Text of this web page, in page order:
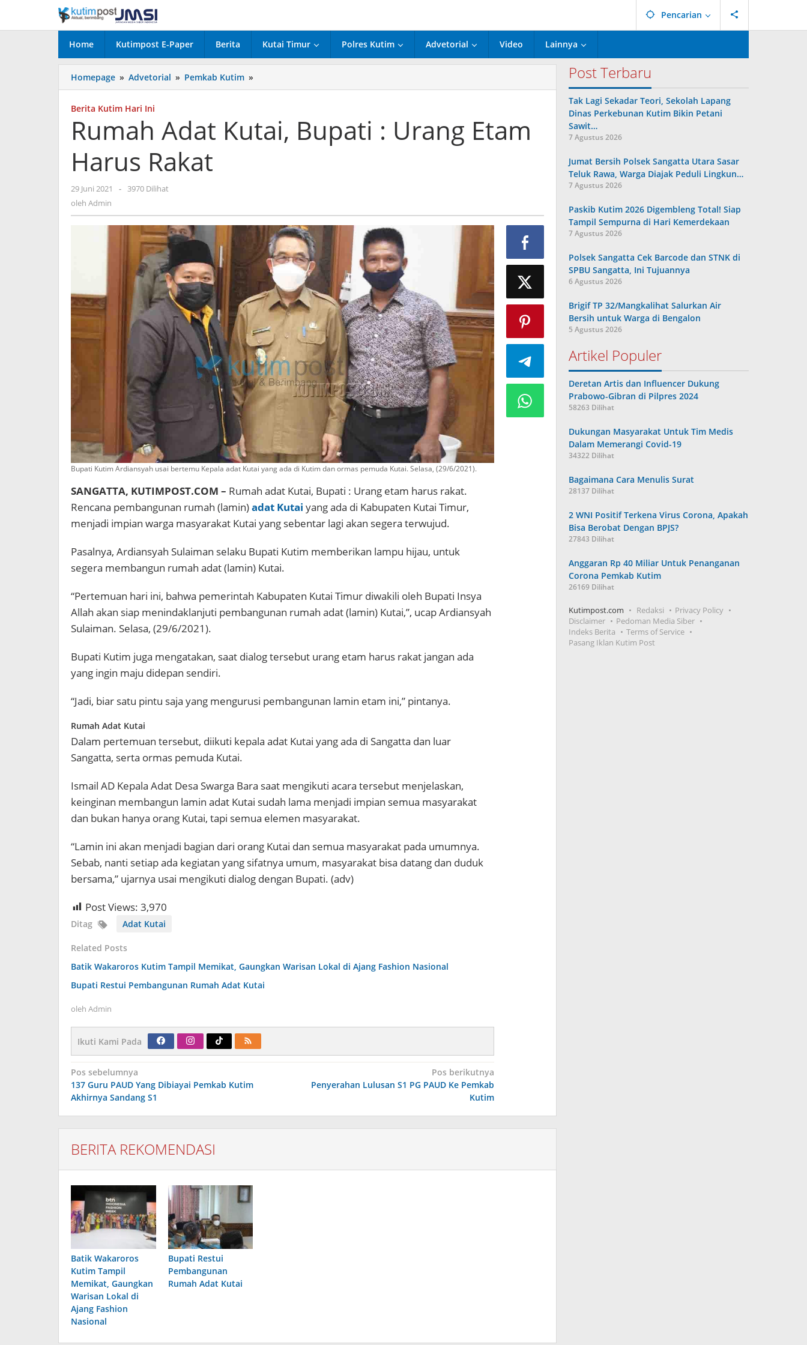
konten
Pencarian
Home Kutimpost E-Paper Berita Kutai Timur Polres Kutim Advetorial Video Lainnya
Homepage » Advetorial » Pemkab Kutim »
Adat
:
Urang
Berita Kutim Hari Ini
Rumah Adat Kutai, Bupati : Urang Etam
Harus Rakat
29 Juni 2021
oleh
- 3970 Dilihat
oleh Admin
Bupati Kutim Ardiansyah usai bertemu Kepala adat Kutai yang ada di Kutim dan ormas pemuda Kutai. Selasa, (29/6/2021).
SANGATTA, KUTIMPOST.COM – Rumah adat Kutai, Bupati : Urang etam harus rakat.
Rencana pembangunan rumah (lamin)adat Kutai yang ada di Kabupaten Kutai Timur,
menjadi impian warga masyarakat Kutai yang sebentar lagi akan segera terwujud.
Pasalnya, Ardiansyah Sulaiman selaku Bupati Kutim memberikan lampu hijau, untuk
segera membangun rumah adat (lamin) Kutai.
“Pertemuan hari ini, bahwa pemerintah Kabupaten Kutai Timur diwakili oleh Bupati Insya
Allah akan siap menindaklanjuti pembangunan rumah adat (lamin) Kutai,”, ucap Ardiansyah
Sulaiman. Selasa, (29/6/2021).
Bupati Kutim juga mengatakan, saat dialog tersebut urang etam harus rakat jangan ada
yang ingin maju didepan sendiri.
“Jadi, biar satu pintu saja yang mengurusi pembangunan lamin etam ini,” pintanya.
Rumah Adat Kutai
Dalam pertemuan tersebut, diikuti kepala adat Kutai yang ada di Sangatta dan luar
Sangatta, serta ormas pemuda Kutai.
Ismail AD Kepala Adat Desa Swarga Bara saat mengikuti acara tersebut menjelaskan,
keinginan membangun lamin adat Kutai sudah lama menjadi impian semua masyarakat
dan bukan hanya orang Kutai, tapi semua elemen masyarakat.
“Lamin ini akan menjadi bagian dari orang Kutai dan semua masyarakat pada umumnya.
Sebab, nanti setiap ada kegiatan yang sifatnya umum, masyarakat bisa datang dan duduk
bersama,” ujarnya usai mengikuti dialog dengan Bupati. (adv)
Post Views: 3,970
Ditag Adat Kutai
Related Posts
Batik Wakaroros Kutim Tampil Memikat, Gaungkan Warisan Lokal di Ajang Fashion Nasional
Bupati Restui Pembangunan Rumah Adat Kutai
oleh Admin
Ikuti Kami Pada
Navigasi
pos
Pos sebelumnya
137 Guru PAUD Yang Dibiayai Pemkab Kutim
Akhirnya Sandang S1
Pos berikutnya
Penyerahan Lulusan S1 PG PAUD Ke Pemkab
Kutim
BERITA REKOMENDASI
Batik Wakaroros
Kutim Tampil
Memikat, Gaungkan
Warisan Lokal di
Ajang Fashion
Nasional
Bupati Restui
Pembangunan
Rumah Adat Kutai
Post Terbaru
Tak Lagi Sekadar Teori, Sekolah Lapang
Dinas Perkebunan Kutim Bikin Petani
Sawit…
7 Agustus 2026
Jumat Bersih Polsek Sangatta Utara Sasar
Teluk Rawa, Warga Diajak Peduli Lingkun…
7 Agustus 2026
Paskib Kutim 2026 Digembleng Total! Siap
Tampil Sempurna di Hari Kemerdekaan
7 Agustus 2026
Polsek Sangatta Cek Barcode dan STNK di
SPBU Sangatta, Ini Tujuannya
6 Agustus 2026
Brigif TP 32/Mangkalihat Salurkan Air
Bersih untuk Warga di Bengalon
5 Agustus 2026
Artikel Populer
Deretan Artis dan Influencer Dukung
Prabowo-Gibran di Pilpres 2024
58263 Dilihat
Dukungan Masyarakat Untuk Tim Medis
Dalam Memerangi Covid-19
34322 Dilihat
Bagaimana Cara Menulis Surat
28137 Dilihat
2 WNI Positif Terkena Virus Corona, Apakah
Bisa Berobat Dengan BPJS?
27843 Dilihat
Anggaran Rp 40 Miliar Untuk Penanganan
Corona Pemkab Kutim
26169 Dilihat
Kutimpost.com Redaksi
Privacy Policy
Disclaimer
Pedoman Media Siber
Indeks Berita
Terms of Service
Pasang Iklan Kutim Post